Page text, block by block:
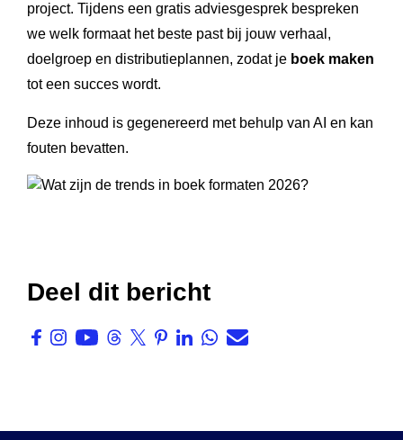
project. Tijdens een gratis adviesgesprek bespreken
we welk formaat het beste past bij jouw verhaal,
doelgroep en distributieplannen, zodat je boek maken
tot een succes wordt.
Deze inhoud is gegenereerd met behulp van AI en kan
fouten bevatten.
Deel dit bericht